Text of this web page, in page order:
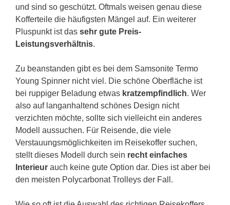
und sind so geschützt. Oftmals weisen genau diese
Kofferteile die häufigsten Mängel auf. Ein weiterer
Pluspunkt ist das sehr gute Preis-
Leistungsverhältnis.
Zu beanstanden gibt es bei dem Samsonite Termo
Young Spinner nicht viel. Die schöne Oberfläche ist
bei ruppiger Beladung etwas kratzempfindlich. Wer
also auf langanhaltend schönes Design nicht
verzichten möchte, sollte sich vielleicht ein anderes
Modell aussuchen. Für Reisende, die viele
Verstauungsmöglichkeiten im Reisekoffer suchen,
stellt dieses Modell durch sein recht einfaches
Interieur auch keine gute Option dar. Dies ist aber bei
den meisten Polycarbonat Trolleys der Fall.